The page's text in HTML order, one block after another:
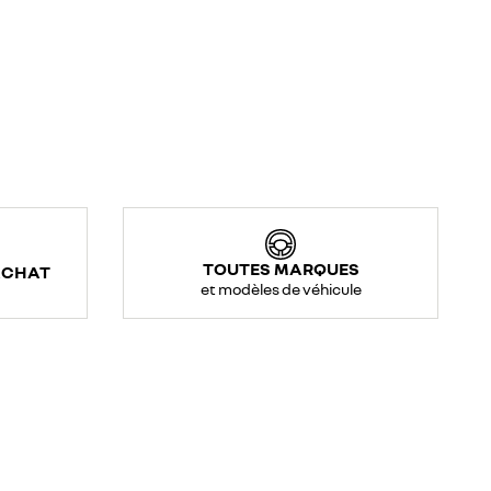
TOUTES MARQUES
et modèles de véhicule